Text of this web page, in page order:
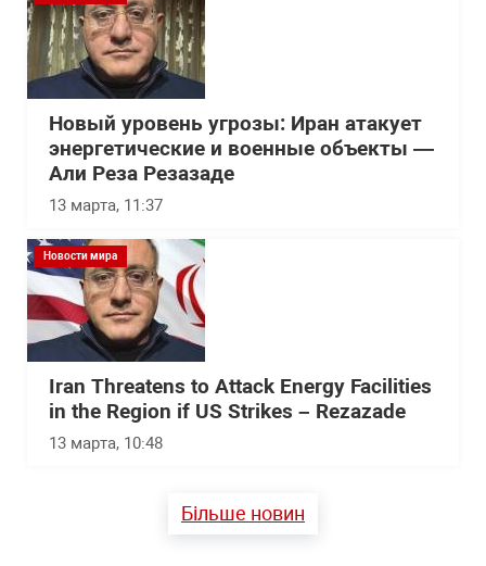
Новый уровень угрозы: Иран атакует
энергетические и военные объекты —
Али Реза Резазаде
13 марта, 11:37
Новости мира
Iran Threatens to Attack Energy Facilities
in the Region if US Strikes – Rezazade
13 марта, 10:48
Більше новин